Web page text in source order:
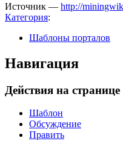
Источник — http://
Категория:
Шаблоны порталов
Навигация
Действия на странице
Шаблон
Обсуждение
Править